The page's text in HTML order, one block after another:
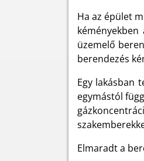
Ha az épület
üzemelő
berendezés
Egy lakásban
egymástól
Elmaradt a